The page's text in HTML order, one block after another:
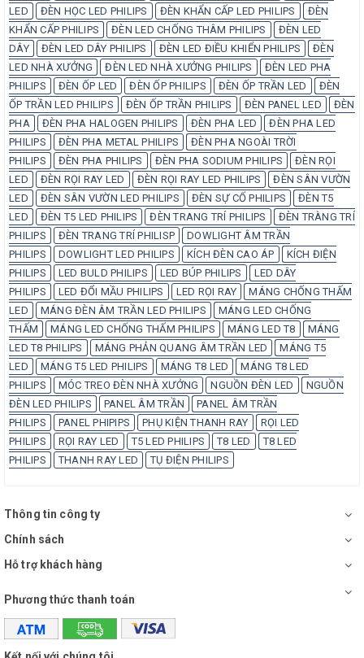
LED
ĐÈN HỌC LED PHILIPS ĐÈN KHẨN CẤP LED PHILIPS
ĐÈN
KHẨN CẤP PHILIPS
ĐÈN LED CHỐNG THÂM PHILIPS
ĐÈN LED
DÂY
ĐÈN LED DÂY PHILIPS ĐÈN LED ĐIỀU KHIỂN PHILIPS
ĐÈN
LED NHÀ XƯỞNG
ĐÈN LED NHÀ XƯỞNG PHILIPS
ĐÈN LED PHA
PHILIPS
ĐÈN ỐP LED ĐÈN ỐP PHILIPS ĐÈN ỐP TRẦN LED
ĐÈN
ỐP TRẦN LED PHILIPS
ĐÈN ỐP TRẦN PHILIPS ĐÈN PANEL LED
ĐÈN
PHA
ĐÈN PHA HALOGEN PHILIPS ĐÈN PHA LED
ĐÈN PHA LED
PHILIPS
ĐÈN PHA METAL PHILIPS
ĐÈN PHA NGOÀI TRỜI
PHILIPS
ĐÈN PHA PHILIPS ĐÈN PHA SODIUM PHILIPS
ĐÈN RỌI
LED
ĐÈN RỌI RAY LED ĐÈN RỌI RAY LED PHILIPS
ĐÈN SÂN VƯỜN
LED
ĐÈN SÂN VƯỜN LED PHILIPS ĐÈN SỰ CỐ PHILIPS
ĐÈN T5
LED
ĐÈN T5 LED PHILIPS ĐÈN TRANG TRÍ PHILIPS
ĐÈN TRÀNG TRÍ
PHILIPS
ĐÈN TRANG TRÍ PHILISP
DOWLIGHT ÂM TRẦN
PHILIPS
DOWLIGHT LED PHILIPS KÍCH ĐÈN CAO ÁP
KÍCH ĐIỆN
PHILIPS
LED BULD PHILIPS LED BÚP PHILIPS
LED DÂY
PHILIPS
LED ĐỔI MẦU PHILIPS LED RỌI RAY
MÁNG CHỐNG THẤM
LED
MÁNG ĐÈN ÂM TRẦN LED PHILIPS
MÁNG LED CHỐNG
THẤM
MÁNG LED CHỐNG THẤM PHILIPS MÁNG LED T8
MÁNG
LED T8 PHILIPS
MÁNG PHẢN QUANG ÂM TRẦN LED
MÁNG T5
LED
MÁNG T5 LED PHILIPS MÁNG T8 LED
MÁNG T8 LED
PHILIPS
MÓC TREO ĐÈN NHÀ XƯỞNG NGUỒN ĐÈN LED
NGUỒN
ĐÈN LED PHILIPS
PANEL ÂM TRẦN
PANEL ÂM TRẦN
PHILIPS
PANEL PHIPIPS PHỤ KIỆN THANH RAY
RỌI LED
PHILIPS
RỌI RAY LED T5 LED PHILIPS T8 LED
T8 LED
PHILIPS
THANH RAY LED TỤ ĐIỆN PHILIPS
Thông tin công ty
Chính sách
Hỗ trợ khách hàng
Phương thức thanh toán